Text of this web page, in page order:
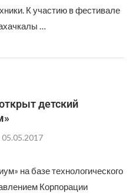
К участию в фестивале
…
детский
05.05.2017
на базе технологического
Корпорации